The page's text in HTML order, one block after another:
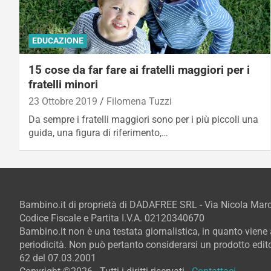
EDUCAZIONE
15 cose da far fare ai fratelli maggiori per i
fratelli minori
23 Ottobre 2019
Filomena Tuzzi
Da sempre i fratelli maggiori sono per i più piccoli una
guida, una figura di riferimento,…
Bambino.it di proprietà di DADAFREE SRL - Via Nicola
Codice Fiscale e Partita I.V.A. 02120340670
Bambino.it non è una testata giornalistica, in quanto
periodicità. Non può pertanto considerarsi un prodotto
62 del 07.03.2001